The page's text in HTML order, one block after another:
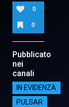
0
0
Pubblicato
nei
canali
IN EVIDENZA
PULSAR